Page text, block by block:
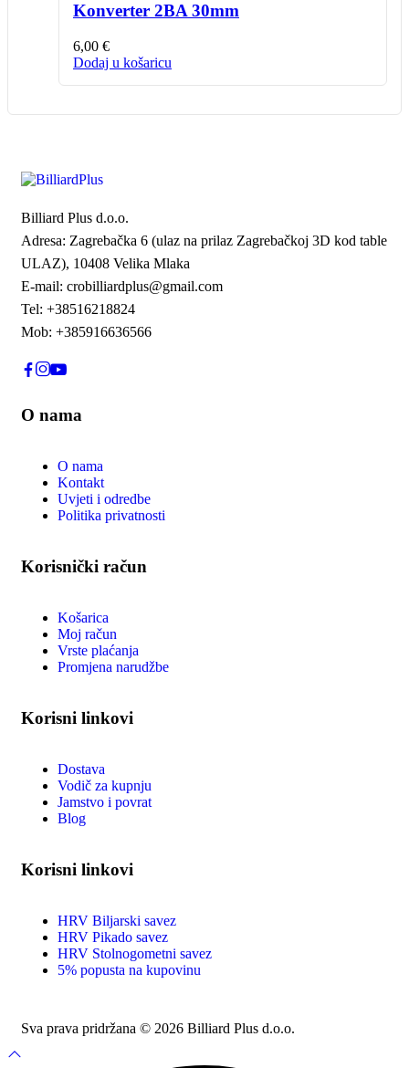
Konverter 2BA 30mm
6,00 €
Dodaj u košaricu
Billiard Plus d.o.o.
Adresa: Zagrebačka 6 (ulaz na prilaz Zagrebačkoj 3D kod table
ULAZ), 10408 Velika Mlaka
E-mail: crobilliardplus@gmail.com
Tel: +38516218824
Mob: +385916636566
O nama
O nama
Kontakt
Uvjeti i odredbe
Politika privatnosti
Korisnički račun
Košarica
Moj račun
Vrste plaćanja
Promjena narudžbe
Korisni linkovi
Dostava
Vodič za kupnju
Jamstvo i povrat
Blog
Korisni linkovi
HRV Biljarski savez
HRV Pikado savez
HRV Stolnogometni savez
5% popusta na kupovinu
Sva prava pridržana © 2026 Billiard Plus d.o.o.